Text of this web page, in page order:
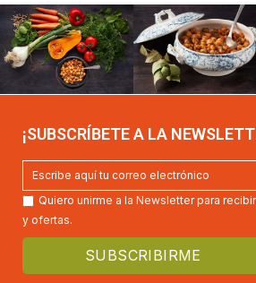
¡SUBSCRÍBETE A LA
Quiero unirme a la Newsletter para
y ofertas.